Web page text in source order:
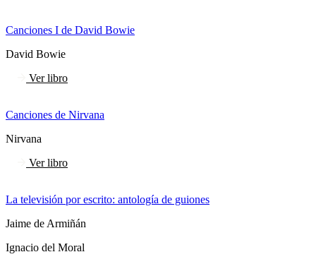
Canciones I de David Bowie
David Bowie
Ver libro
Canciones de Nirvana
Nirvana
Ver libro
La televisión por escrito: antología de guiones
Jaime de Armiñán
Ignacio del Moral